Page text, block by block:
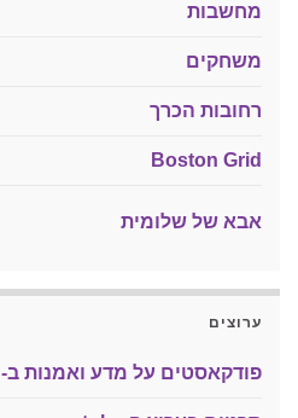
מחשבות
משחקים
רחובות הכרך
Boston Grid
אבא של שלומית
ערוצים
פודקאסטים על מדע ואמנות ב-soundcloud